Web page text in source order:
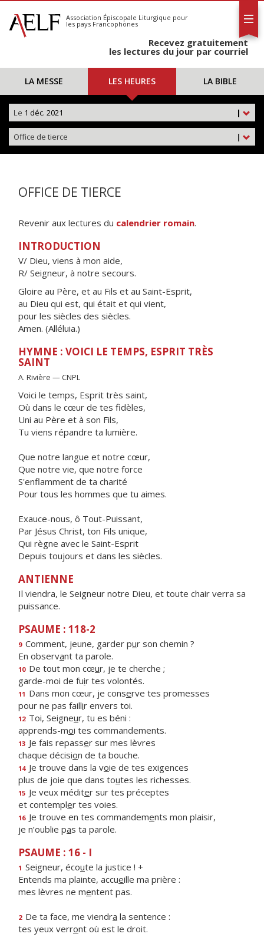
S'abonner
Calendrier
Association Épiscopale Liturgique pour
les pays Francophones
Recevez gratuitement
les lectures du jour par courriel
LA MESSE LES HEURES LA BIBLE
|
Le 1 déc. 2021
|
Office de tierce
OFFICE DE TIERCE
Revenir aux lectures du calendrier romain.
INTRODUCTION
V/ Dieu, viens à mon aide,
R/ Seigneur, à notre secours.
Gloire au Père, et au Fils et au Saint-Esprit,
au Dieu qui est, qui était et qui vient,
pour les siècles des siècles.
Amen. (Alléluia.)
HYMNE : VOICI LE TEMPS, ESPRIT TRÈS
SAINT
A. Rivière — CNPL
Voici le temps, Esprit très saint,
Où dans le cœur de tes fidèles,
Uni au Père et à son Fils,
Tu viens répandre ta lumière.
Que notre langue et notre cœur,
Que notre vie, que notre force
S'enflamment de ta charité
Pour tous les hommes que tu aimes.
Exauce-nous, ô Tout-Puissant,
Par Jésus Christ, ton Fils unique,
Qui règne avec le Saint-Esprit
Depuis toujours et dans les siècles.
ANTIENNE
Il viendra, le Seigneur notre Dieu, et toute chair verra sa
puissance.
PSAUME : 118-2
9 Comment, jeune, garder pur son chemin ?
En observant ta parole.
10 De tout mon cœur, je te cherche ;
garde-moi de fuir tes volontés.
11 Dans mon cœur, je conserve tes promesses
pour ne pas faillir envers toi.
12 Toi, Seigneur, tu es béni :
apprends-moi tes commandements.
13 Je fais repasser sur mes lèvres
chaque décision de ta bouche.
14 Je trouve dans la voie de tes exigences
plus de joie que dans toutes les richesses.
15 Je veux méditer sur tes préceptes
et contempler tes voies.
16 Je trouve en tes commandements mon plaisir,
je n’oublie pas ta parole.
PSAUME : 16 - I
1 Seigneur, écoute la justice ! +
Entends ma plainte, accueille ma prière :
mes lèvres ne mentent pas.
2 De ta face, me viendra la sentence :
tes yeux verront où est le droit.